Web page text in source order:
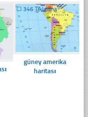
☐ 346 Tıklanma
güney amerika
haritası